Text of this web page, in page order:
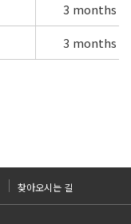
3 months
3 months
찾아오시는 길